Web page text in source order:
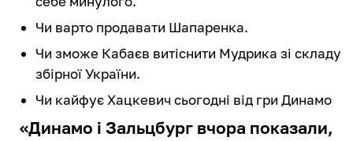
Чи варто продавати Шапаренка.
Чи зможе Кабаєв витіснити Мудрика зі складу
збірної України.
Чи кайфує Хацкевич сьогодні від гри Динамо
«Динамо і Зальцбург вчора показали,